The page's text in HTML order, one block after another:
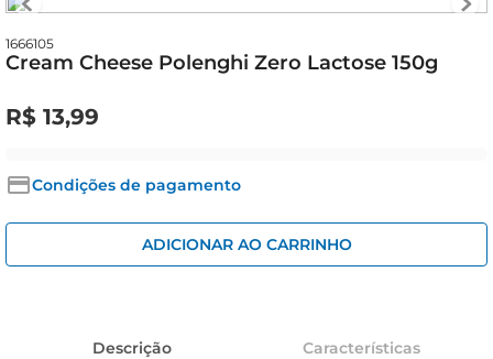
1666105
Cream Cheese Polenghi Zero Lactose 150g
R$ 13,99
Condições de pagamento
ADICIONAR AO CARRINHO
Descrição Características
queijo
azeite
iogurte
papel higiênico